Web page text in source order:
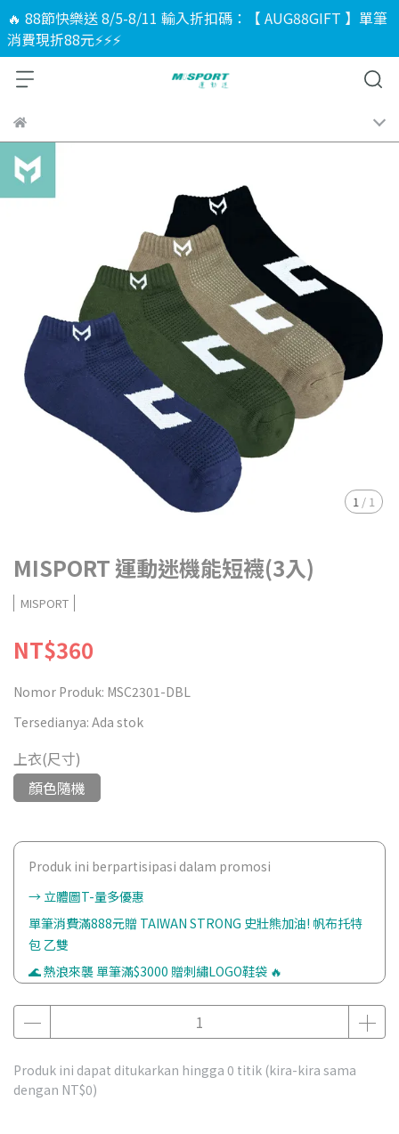
🔥 88節快樂送 8/5-8/11 輸入折扣碼：【 AUG88GIFT 】單筆
消費現折88元⚡⚡⚡
1 / 1
MISPORT 運動迷機能短襪(3入)
MISPORT
NT$360
Nomor Produk: MSC2301-DBL
Tersedianya: Ada stok
上衣(尺寸)
顏色隨機
Produk ini berpartisipasi dalam promosi
→ 立體圖T-量多優惠
單筆消費滿888元贈 TAIWAN STRONG 史壯熊加油! 帆布托特
包 乙雙
🌊 熱浪來襲 單筆滿$3000 贈刺繡LOGO鞋袋 🔥
Produk ini dapat ditukarkan hingga 0 titik (kira-kira sama
dengan NT$0)